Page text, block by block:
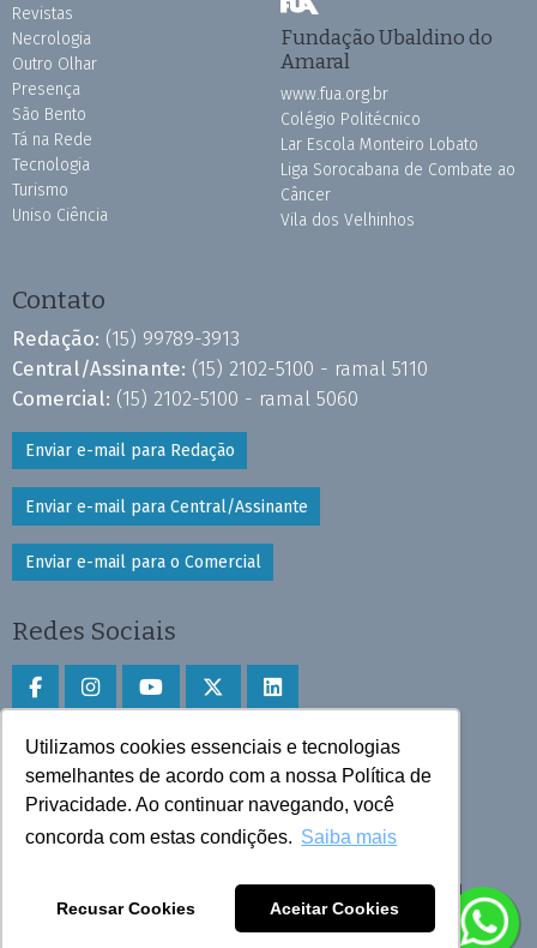
Utilizamos cookies essenciais e tecnologias
semelhantes de acordo com a nossa Política de
Privacidade. Ao continuar navegando, você
concorda com estas condições. Saiba mais
Recusar Cookies Aceitar Cookies
Revistas
Necrologia
Outro Olhar
Presença
São Bento
Tá na Rede
Tecnologia
Turismo
Uniso Ciência
Fundação Ubaldino do
Amaral
www.fua.org.br
Colégio Politécnico
Lar Escola Monteiro Lobato
Liga Sorocabana de Combate ao
Câncer
Vila dos Velhinhos
Contato
Redação: (15) 99789-3913
Central/Assinante: (15) 2102-5100 - ramal 5110
Comercial: (15) 2102-5100 - ramal 5060
Enviar e-mail para Redação
Enviar e-mail para Central/Assinante
Enviar e-mail para o Comercial
Redes Sociais
Faça download do aplicativo
Play Store e App Store
Todos os direitos reservados © 2025 Cruzeiro do Sul